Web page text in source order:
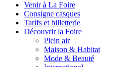
Venir à La Foire
Consigne casques
Tarifs et billetterie
Découvrir la Foire
Plein air
Maison & Habitat
Mode & Beauté